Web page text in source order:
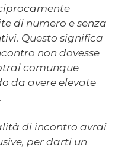
di numero e senza
Questo significa
non dovesse
comunque
da avere elevate
di incontro avrai
per darti un